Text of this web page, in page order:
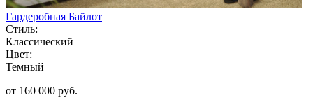
Гардеробная Байлот
Стиль:
Классический
Цвет:
Темный
от 160 000 руб.